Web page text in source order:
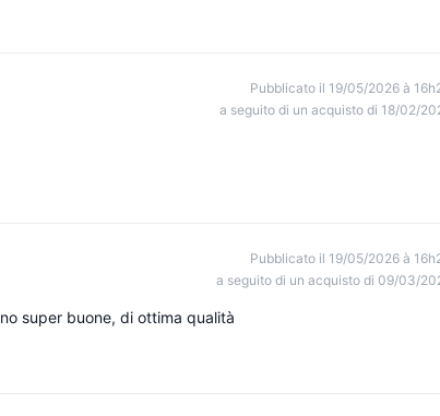
Pubblicato il 19/05/2026 à
a seguito di un acquisto di 18/02/
Pubblicato il 19/05/2026 à
a seguito di un acquisto di 09/03/
super buone, di ottima qualità